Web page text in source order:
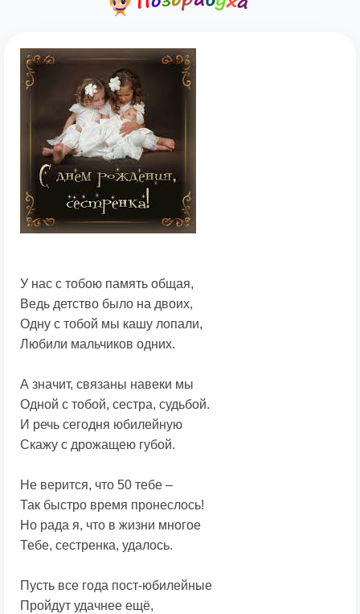
У нас с тобою память общая,
Ведь детство было на двоих,
Одну с тобой мы кашу лопали,
Любили мальчиков одних.
А значит, связаны навеки мы
Одной с тобой, сестра, судьбой.
И речь сегодня юбилейную
Скажу с дрожащею губой.
Не верится, что 50 тебе –
Так быстро время пронеслось!
Но рада я, что в жизни многое
Тебе, сестренка, удалось.
Пусть все года пост-юбилейные
Пройдут удачнее ещё,